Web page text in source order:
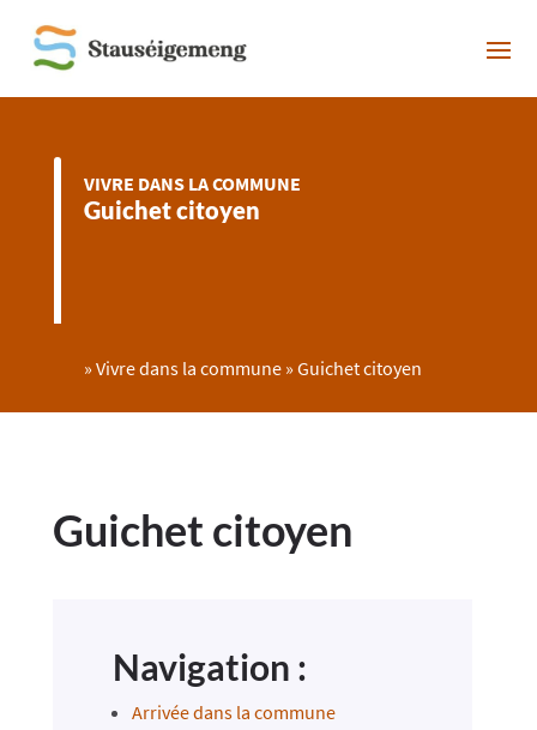
VIVRE DANS LA COMMUNE
Guichet citoyen
» Vivre dans la commune » Guichet citoyen
Guichet citoyen
Navigation :
Arrivée dans la commune